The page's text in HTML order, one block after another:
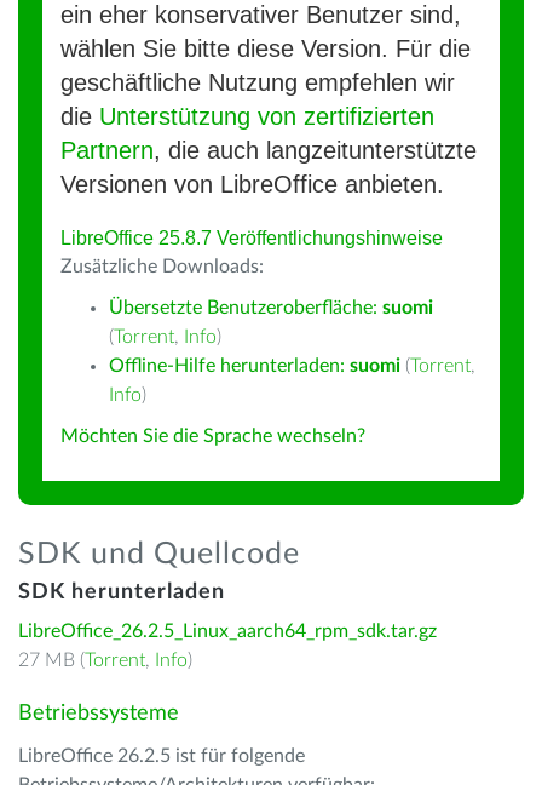
ein eher konservativer Benutzer sind,
wählen Sie bitte diese Version. Für die
geschäftliche Nutzung empfehlen wir
die Unterstützung von zertifizierten
Partnern, die auch langzeitunterstützte
Versionen von LibreOffice anbieten.
LibreOffice 25.8.7 Veröffentlichungshinweise
Zusätzliche Downloads:
Übersetzte Benutzeroberfläche: suomi
(Torrent, Info)
Offline-Hilfe herunterladen: suomi (Torrent,
Info)
Möchten Sie die Sprache wechseln?
SDK und Quellcode
SDK herunterladen
LibreOffice_26.2.5_Linux_aarch64_rpm_sdk.tar.gz
27 MB (Torrent, Info)
Betriebssysteme
LibreOffice 26.2.5 ist für folgende